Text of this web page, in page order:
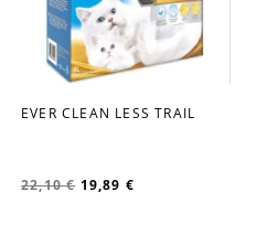
favorite_border
EVER CLEAN LESS TRAIL
22,10 € 19,89 €